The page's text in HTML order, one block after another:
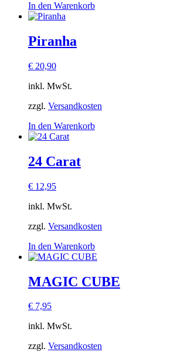
In den Warenkorb
Piranha
€ 20,90
inkl. MwSt.
zzgl. Versandkosten
In den Warenkorb
24 Carat
€ 12,95
inkl. MwSt.
zzgl. Versandkosten
In den Warenkorb
MAGIC CUBE
€ 7,95
inkl. MwSt.
zzgl. Versandkosten